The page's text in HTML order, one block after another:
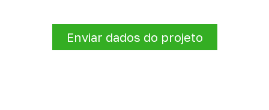
Enviar dados do projeto